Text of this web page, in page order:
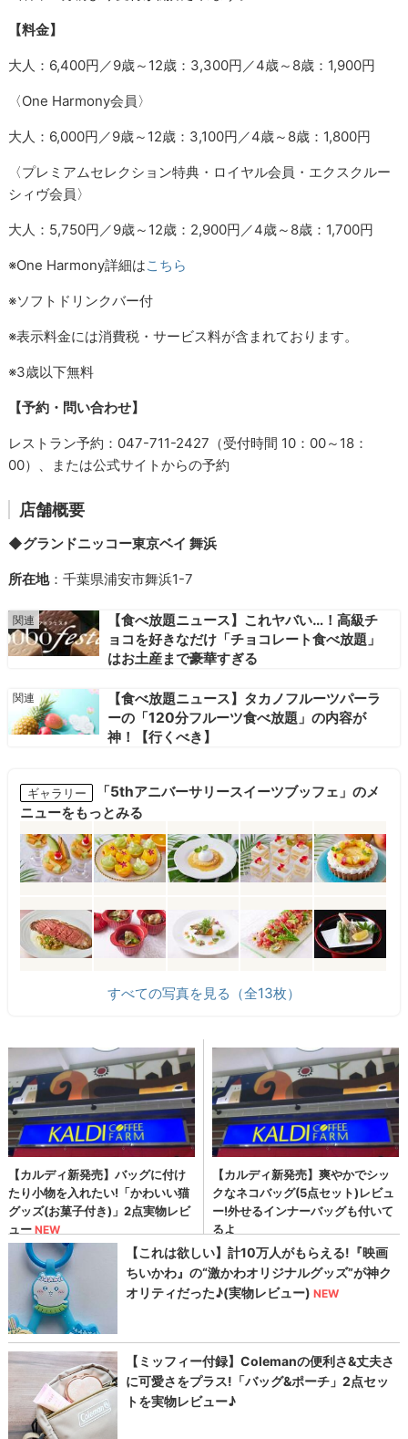
【料金】
大人：6,400円／9歳～12歳：3,300円／4歳～8歳：1,900円
〈One Harmony会員〉
大人：6,000円／9歳～12歳：3,100円／4歳～8歳：1,800円
〈プレミアムセレクション特典・ロイヤル会員・エクスクルー
シィヴ会員〉
大人：5,750円／9歳～12歳：2,900円／4歳～8歳：1,700円
※One Harmony詳細はこちら
※ソフトドリンクバー付
※表示料金には消費税・サービス料が含まれております。
※3歳以下無料
【予約・問い合わせ】
レストラン予約：047-711-2427（受付時間 10：00～18：
00）、または公式サイトからの予約
店舗概要
◆グランドニッコー東京ベイ 舞浜
所在地：千葉県浦安市舞浜1-7
【食べ放題ニュース】これヤバい…！高級チ
ョコを好きなだけ「チョコレート食べ放題」
はお土産まで豪華すぎる
【食べ放題ニュース】タカノフルーツパーラ
ーの「120分フルーツ食べ放題」の内容が
神！【行くべき】
ギャラリー
「5thアニバーサリースイーツブッフェ」のメ
ニューをもっとみる
すべての写真を見る（全13枚）